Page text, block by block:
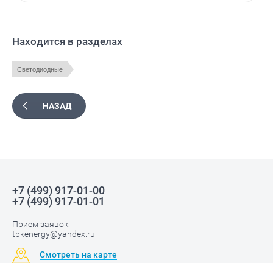
Находится в разделах
Светодиодные
НАЗАД
+7 (499) 917-01-00
+7 (499) 917-01-01
Прием заявок:
tpkenergy@yandex.ru
Смотреть на карте